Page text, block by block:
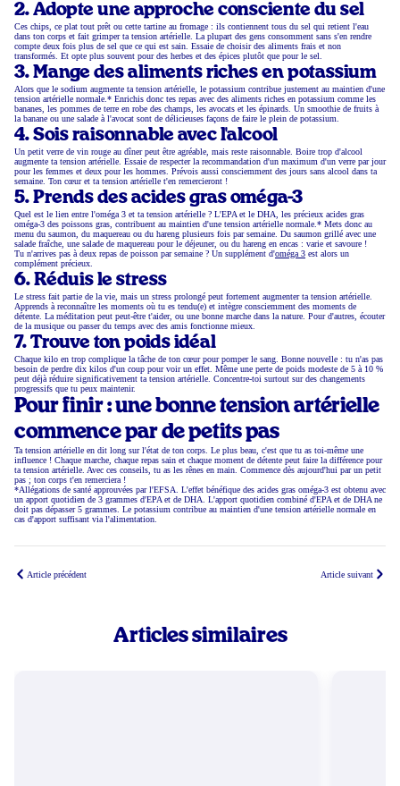
2. Adopte une approche consciente du sel
Ces chips, ce plat tout prêt ou cette tartine au fromage : ils contiennent tous du sel qui retient l'eau
dans ton corps et fait grimper ta tension artérielle. La plupart des gens consomment sans s'en rendre
compte deux fois plus de sel que ce qui est sain. Essaie de choisir des aliments frais et non
transformés. Et opte plus souvent pour des herbes et des épices plutôt que pour le sel.
3. Mange des aliments riches en potassium
Alors que le sodium augmente ta tension artérielle, le potassium contribue justement au maintien d'une
tension artérielle normale.* Enrichis donc tes repas avec des aliments riches en potassium comme les
bananes, les pommes de terre en robe des champs, les avocats et les épinards. Un smoothie de fruits à
la banane ou une salade à l'avocat sont de délicieuses façons de faire le plein de potassium.
4. Sois raisonnable avec l'alcool
Un petit verre de vin rouge au dîner peut être agréable, mais reste raisonnable. Boire trop d'alcool
augmente ta tension artérielle. Essaie de respecter la recommandation d'un maximum d'un verre par jour
pour les femmes et deux pour les hommes. Prévois aussi consciemment des jours sans alcool dans ta
semaine. Ton cœur et ta tension artérielle t'en remercieront !
5. Prends des acides gras oméga-3
Quel est le lien entre l'oméga 3 et ta tension artérielle ? L'EPA et le DHA, les précieux acides gras
oméga-3 des poissons gras, contribuent au maintien d'une tension artérielle normale.* Mets donc au
menu du saumon, du maquereau ou du hareng plusieurs fois par semaine. Du saumon grillé avec une
salade fraîche, une salade de maquereau pour le déjeuner, ou du hareng en encas : varie et savoure !
Tu n'arrives pas à deux repas de poisson par semaine ? Un supplément d'oméga 3 est alors un
complément précieux.
6. Réduis le stress
Le stress fait partie de la vie, mais un stress prolongé peut fortement augmenter ta tension artérielle.
Apprends à reconnaître les moments où tu es tendu(e) et intègre consciemment des moments de
détente. La méditation peut peut-être t'aider, ou une bonne marche dans la nature. Pour d'autres, écouter
de la musique ou passer du temps avec des amis fonctionne mieux.
7. Trouve ton poids idéal
Chaque kilo en trop complique la tâche de ton cœur pour pomper le sang. Bonne nouvelle : tu n'as pas
besoin de perdre dix kilos d'un coup pour voir un effet. Même une perte de poids modeste de 5 à 10 %
peut déjà réduire significativement ta tension artérielle. Concentre-toi surtout sur des changements
progressifs que tu peux maintenir.
Pour finir : une bonne tension artérielle
commence par de petits pas
Ta tension artérielle en dit long sur l'état de ton corps. Le plus beau, c'est que tu as toi-même une
influence ! Chaque marche, chaque repas sain et chaque moment de détente peut faire la différence pour
ta tension artérielle. Avec ces conseils, tu as les rênes en main. Commence dès aujourd'hui par un petit
pas ; ton corps t'en remerciera !
*Allégations de santé approuvées par l'EFSA. L'effet bénéfique des acides gras oméga-3 est obtenu avec
un apport quotidien de 3 grammes d'EPA et de DHA. L'apport quotidien combiné d'EPA et de DHA ne
doit pas dépasser 5 grammes. Le potassium contribue au maintien d'une tension artérielle normale en
cas d'apport suffisant via l'alimentation.
Article précédent Article suivant
Articles similaires